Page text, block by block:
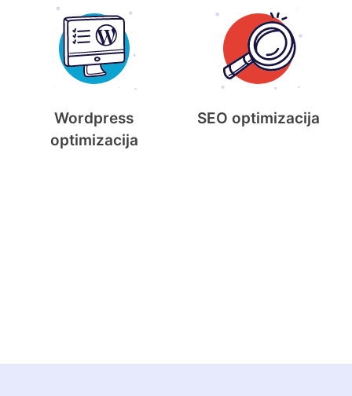
Wordpress
optimizacija
SEO optimizacija